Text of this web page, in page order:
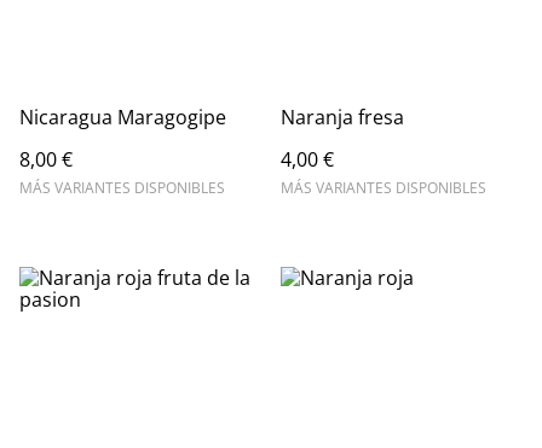
Nicaragua Maragogipe
8,00 €
MÁS VARIANTES DISPONIBLES
Naranja fresa
4,00 €
MÁS VARIANTES DISPONIBLES